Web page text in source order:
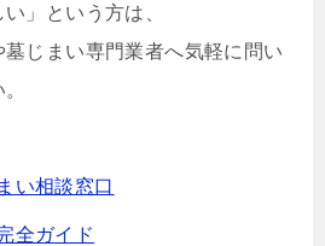
」という方は、
じまい専門業者へ気軽に問い
い相談窓口
全ガイド